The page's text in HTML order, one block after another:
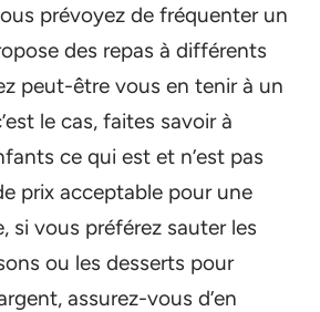
prévoyez de fréquenter un
des repas à différents
peut-être vous en tenir à un
le cas, faites savoir à
ce qui est et n’est pas
prix acceptable pour une
si vous préférez sauter les
ou les desserts pour
assurez-vous d’en